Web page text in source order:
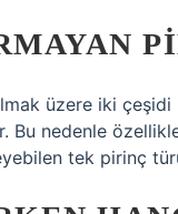
üzere iki
Bu nedenle
tek pirinç